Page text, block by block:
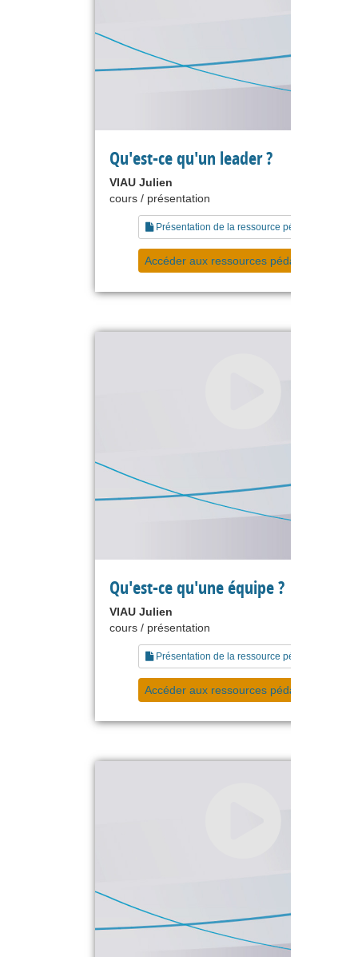
Qu'est-ce qu'un leader ?
VIAU Julien
cours / présentation
Présentation de la ressource pédagogique
Accéder aux ressources pédagogiques
Qu'est-ce qu'une équipe ?
VIAU Julien
cours / présentation
Présentation de la ressource pédagogique
Accéder aux ressources pédagogiques